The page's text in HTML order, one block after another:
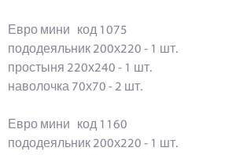
Евро мини код 1075
пододеяльник 200х220 - 1 шт.
простыня 220х240 - 1 шт.
наволочка 70х70 - 2 шт.
Евро мини код 1160
пододеяльник 200х220 - 1 шт.